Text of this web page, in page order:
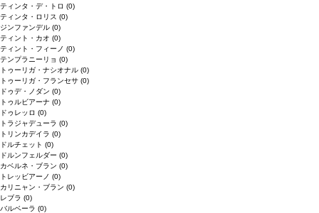
ティンタ・デ・トロ (0)
ティンタ・ロリス (0)
ジンファンデル (0)
ティント・カオ (0)
ティント・フィーノ (0)
テンプラニーリョ (0)
トゥーリガ・ナシオナル (0)
トゥーリガ・フランセサ (0)
ドゥデ・ノダン (0)
トゥルビアーナ (0)
ドゥレッロ (0)
トラジャデューラ (0)
トリンカデイラ (0)
ドルチェット (0)
ドルンフェルダー (0)
カベルネ・ブラン (0)
トレッビアーノ (0)
カリニャン・ブラン (0)
レブラ (0)
バルベーラ (0)